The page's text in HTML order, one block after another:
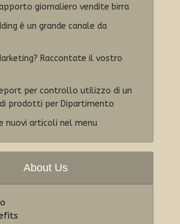
giornaliero vendite birra
è un grande canale da
Raccontate il vostro
per controllo utilizzo di un
prodotti per Dipartimento
nuovi articoli nel menu
About Us